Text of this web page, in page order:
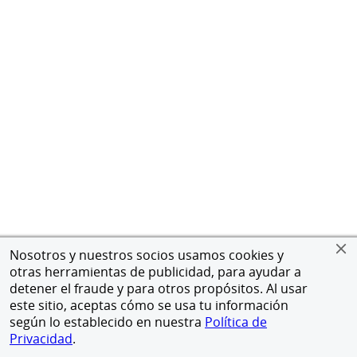
Nosotros y nuestros socios usamos cookies y
otras herramientas de publicidad, para ayudar a
detener el fraude y para otros propósitos. Al usar
este sitio, aceptas cómo se usa tu información
según lo establecido en nuestra Política de
Privacidad.